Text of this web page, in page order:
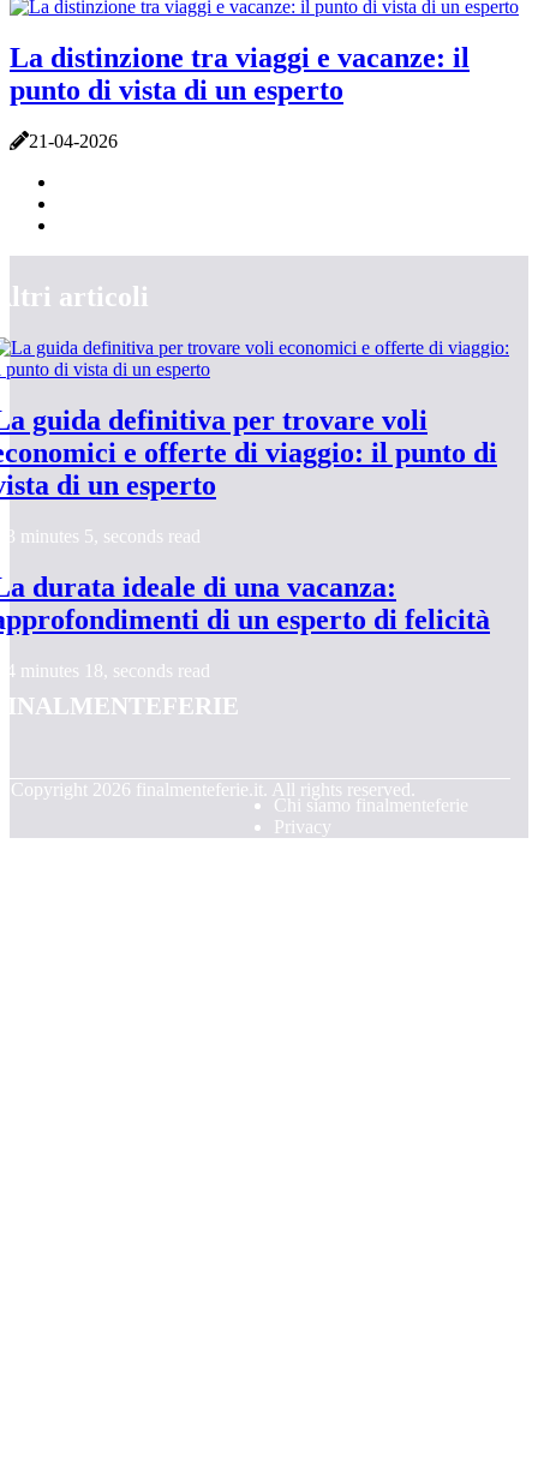
La distinzione tra viaggi e vacanze: il
punto di vista di un esperto
21-04-2026
articoli
guida definitiva per trovare voli
e offerte di viaggio: il punto di
di un esperto
3 minutes 5, seconds read
durata ideale di una vacanza:
di un esperto di felicità
4 minutes 18, seconds read
Copyright 2026 finalmenteferie.it. All rights reserved.
Chi siamo finalmenteferie
Privacy